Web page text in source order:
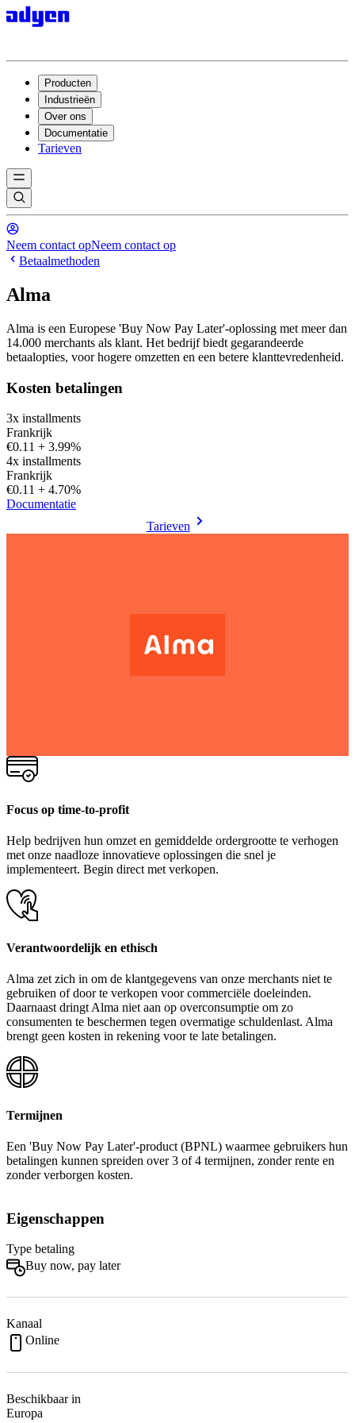
Producten
Industrieën
Over ons
Documentatie
Tarieven
Neem contact opNeem contact op
Betaalmethoden
Alma
Alma is een Europese 'Buy Now Pay Later'-oplossing met meer dan
14.000 merchants als klant. Het bedrijf biedt gegarandeerde
betaalopties, voor hogere omzetten en een betere klanttevredenheid.
Kosten betalingen
3x installments
Frankrijk
€0.11 + 3.99%
4x installments
Frankrijk
€0.11 + 4.70%
Documentatie
Tarieven
Focus op time-to-profit
Help bedrijven hun omzet en gemiddelde ordergrootte te verhogen
met onze naadloze innovatieve oplossingen die snel je
implementeert. Begin direct met verkopen.
Verantwoordelijk en ethisch
Alma zet zich in om de klantgegevens van onze merchants niet te
gebruiken of door te verkopen voor commerciële doeleinden.
Daarnaast dringt Alma niet aan op overconsumptie om zo
consumenten te beschermen tegen overmatige schuldenlast. Alma
brengt geen kosten in rekening voor te late betalingen.
Termijnen
Een 'Buy Now Pay Later'-product (BPNL) waarmee gebruikers hun
betalingen kunnen spreiden over 3 of 4 termijnen, zonder rente en
zonder verborgen kosten.
Eigenschappen
Type betaling
Buy now, pay later
Kanaal
Online
Beschikbaar in
Europa